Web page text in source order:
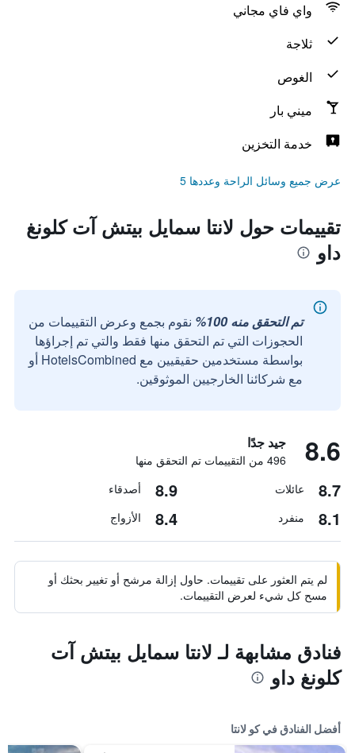
واي فاي مجاني
ثلاجة
الغوص
ميني بار
خدمة التخزين
عرض جميع وسائل الراحة وعددها 5
تقييمات حول لانتا سمايل بيتش آت كلونغ
داو
تم التحقق منه 100%
نقوم بجمع وعرض التقييمات من
الحجوزات التي تم التحقق منها فقط والتي تم إجراؤها
بواسطة مستخدمين حقيقيين مع HotelsCombined أو
مع شركائنا الخارجيين الموثوقين.
8.6 جيد جدًا
496 من التقييمات تم التحقق منها
8.7 عائلات 8.9 أصدقاء
8.1 منفرد 8.4 الأزواج
لم يتم العثور على تقييمات. حاول إزالة مرشح أو تغيير بحثك أو
مسح كل شيء لعرض التقييمات.
فنادق مشابهة لـ لانتا سمايل بيتش آت
كلونغ داو
أفضل الفنادق في كو لانتا